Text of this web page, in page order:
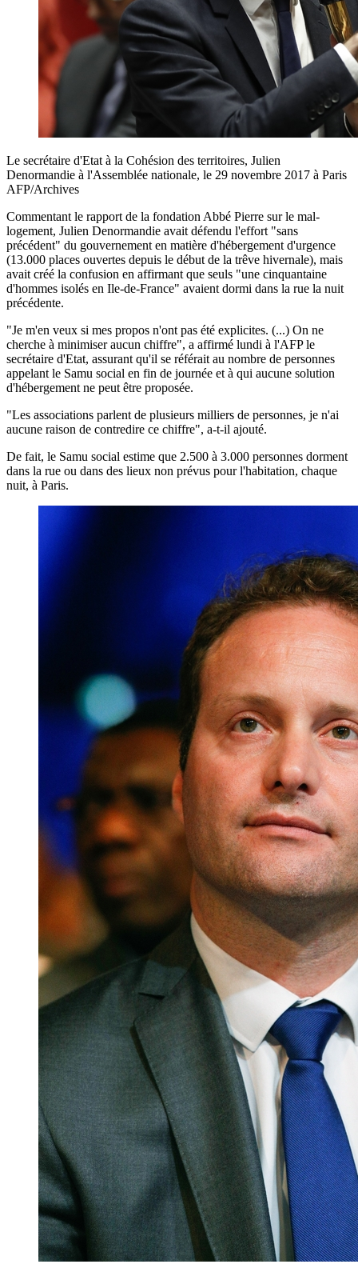
Le secrétaire d'Etat à la Cohésion des territoires, Julien
Denormandie à l'Assemblée nationale, le 29 novembre 2017 à Paris
AFP/Archives
Commentant le rapport de la fondation Abbé Pierre sur le mal-
logement, Julien Denormandie avait défendu l'effort "sans
précédent" du gouvernement en matière d'hébergement d'urgence
(13.000 places ouvertes depuis le début de la trêve hivernale), mais
avait créé la confusion en affirmant que seuls "une cinquantaine
d'hommes isolés en Ile-de-France" avaient dormi dans la rue la nuit
précédente.
"Je m'en veux si mes propos n'ont pas été explicites. (...) On ne
cherche à minimiser aucun chiffre", a affirmé lundi à l'AFP le
secrétaire d'Etat, assurant qu'il se référait au nombre de personnes
appelant le Samu social en fin de journée et à qui aucune solution
d'hébergement ne peut être proposée.
"Les associations parlent de plusieurs milliers de personnes, je n'ai
aucune raison de contredire ce chiffre", a-t-il ajouté.
De fait, le Samu social estime que 2.500 à 3.000 personnes dorment
dans la rue ou dans des lieux non prévus pour l'habitation, chaque
nuit, à Paris.